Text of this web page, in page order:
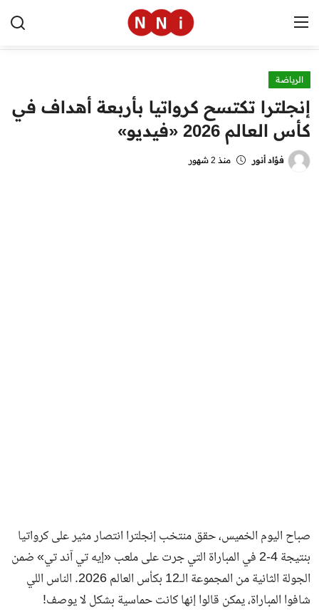
الرئيسية
اخبار مصر
العالم
الرياضة
إنجلترا تكتسح كرواتيا بأربعة أهداف في
كأس العالم 2026 «فيديو»
فؤاد أنور منذ 2 شهور
صباح اليوم الخميس، حقق منتخب إنجلترا انتصار مثير على كرواتيا
بنتيجة 4-2 في المباراة التي جرت على ملعب «إيه تي آند تي» ضمن
الجولة الثانية من المجموعة الـ12 بكأس العالم 2026. الناس اللي
شافوا المباراة، يمكن قالوا إنها كانت حماسية بشكل لا يوصف!